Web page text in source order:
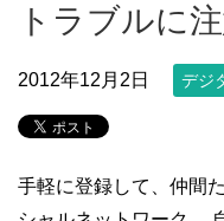
トラブルに
2012年12月2日 デジ
手軽に登録して、仲間